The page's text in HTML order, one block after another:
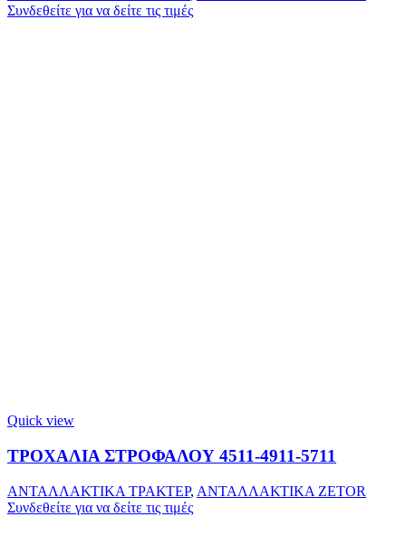
Συνδεθείτε για να δείτε τις τιμές
Quick view
ΤΡΟΧΑΛΙΑ ΣΤΡΟΦΑΛΟΥ 4511-4911-5711
ΑΝΤΑΛΛΑΚΤΙΚΑ ΤΡΑΚΤΕΡ, ΑΝΤΑΛΛΑΚΤΙΚΑ ZETOR
Συνδεθείτε για να δείτε τις τιμές